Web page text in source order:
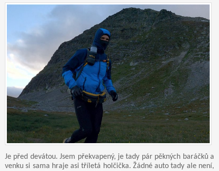
Je před devátou. Jsem překvapený, je tady pár pěkných baráčků a
venku si sama hraje asi tříletá holčička. Žádné auto tady ale není,